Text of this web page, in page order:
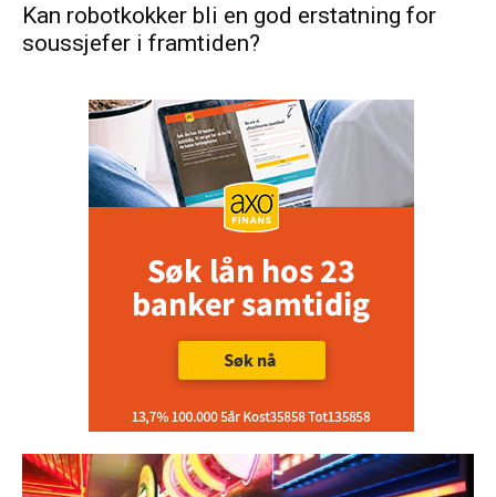
Kan robotkokker bli en god erstatning for
soussjefer i framtiden?